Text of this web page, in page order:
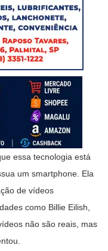
essa tecnologia está
um smartphone. Ela
de vídeos
como Billie Eilish,
não são reais, mas